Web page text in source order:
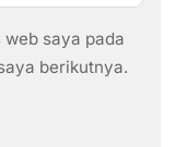
web saya pada
berikutnya.